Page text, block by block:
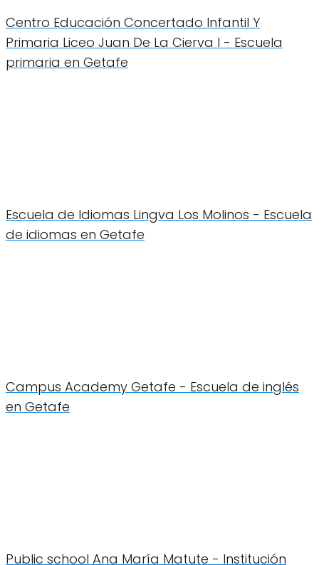
Centro Educación Concertado Infantil Y
Primaria Liceo Juan De La Cierva I - Escuela
primaria en Getafe
Escuela de Idiomas Lingva Los Molinos - Escuela
de idiomas en Getafe
Campus Academy Getafe - Escuela de inglés
en Getafe
Public school Ana María Matute - Institución